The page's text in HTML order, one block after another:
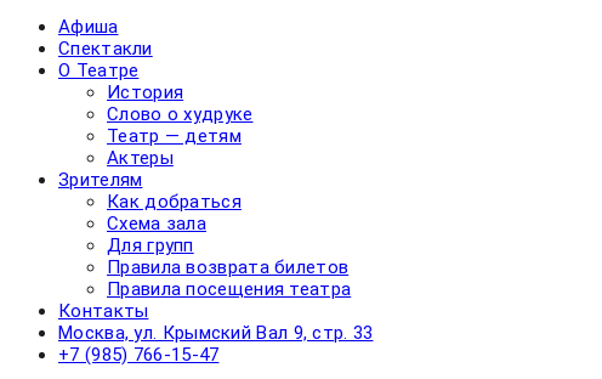
Афиша
Спектакли
О Театре
История
Слово о худруке
Театр — детям
Актеры
Зрителям
Как добраться
Схема зала
Для групп
Правила возврата билетов
Правила посещения театра
Контакты
Москва, ул. Крымский Вал 9, стр. 33
+7 (985) 766-15-47